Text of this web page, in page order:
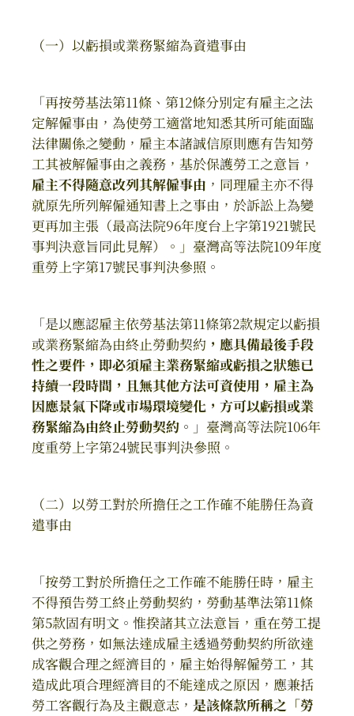
（一）以虧損或業務緊縮為資遣事由
「再按勞基法第11條、第12條分別定有雇主之法
定解僱事由，為使勞工適當地知悉其所可能面臨
法律關係之變動，雇主本諸誠信原則應有告知勞
工其被解僱事由之義務，基於保護勞工之意旨，
雇主不得隨意改列其解僱事由 ，同理雇主亦不得
就原先所列解僱通知書上之事由，於訴訟上為變
更再加主張（最高法院96年度台上字第1921號民
事判決意旨同此見解）。」臺灣高等法院109年度
重勞上字第17號民事判決參照。
「是以應認雇主依勞基法第11條第2款規定以虧損
或業務緊縮為由終止勞動契約 ，應具備最後手段
性之要件，即必須雇主業務緊縮或虧損之狀態已
持續一段時間，且無其他方法可資使用，雇主為
因應景氣下降或市場環境變化，方可以虧損或業
務緊縮為由終止勞動契約。 」臺灣高等法院106年
度重勞上字第24號民事判決參照。
（二）以勞工對於所擔任之工作確不能勝任為資
遣事由
「按勞工對於所擔任之工作確不能勝任時，雇主
不得預告勞工終止勞動契約，勞動基準法第11條
第5款固有明文。惟揆諸其立法意旨，重在勞工提
供之勞務，如無法達成雇主透過勞動契約所欲達
成客觀合理之經濟目的，雇主始得解僱勞工，其
造成此項合理經濟目的不能達成之原因，應兼括
勞工客觀行為及主觀意志，是該條款所稱之「勞